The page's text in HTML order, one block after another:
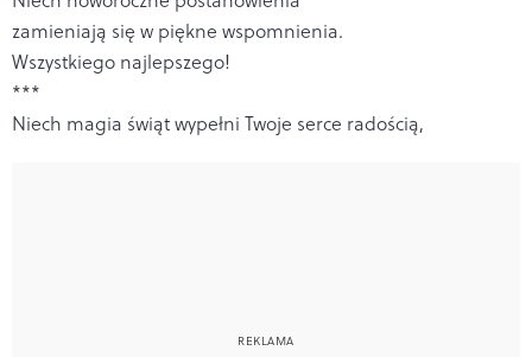
zamieniają się w piękne wspomnienia.
Wszystkiego najlepszego!
***
Niech magia świąt wypełni Twoje serce radością,